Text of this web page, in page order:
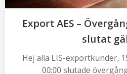
Export AES –
slutat
Hej alla LIS-exportkunder,
00:00 slutade